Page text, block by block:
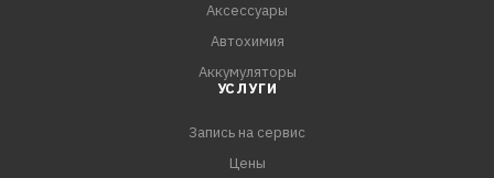
Аксессуары
Автохимия
Аккумуляторы
УСЛУГИ
Запись на сервис
Цены